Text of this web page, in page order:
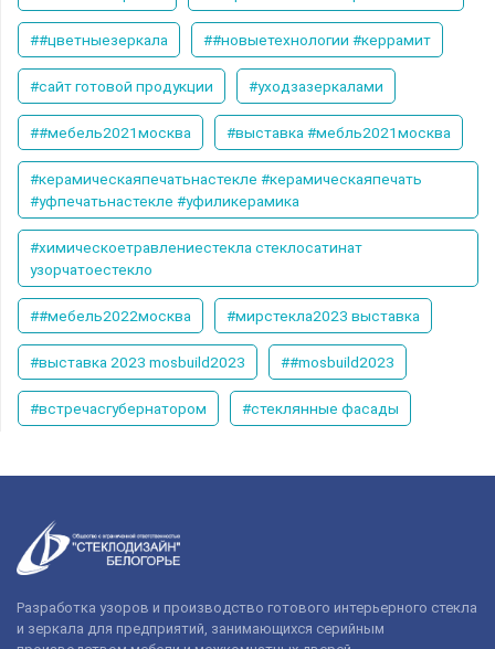
##цветныезеркала ##новыетехнологии #керрамит
#сайт готовой продукции #уходзазеркалами
##мебель2021москва #выставка #мебль2021москва
#керамическаяпечатьнастекле #керамическаяпечать
#уфпечатьнастекле #уфиликерамика
#химическоетравлениестекла стеклосатинат
узорчатоестекло
##мебель2022москва #мирстекла2023 выставка
#выставка 2023 mosbuild2023 ##mosbuild2023
#встречасгубернатором #стеклянные фасады
Разработка узоров и производство готового интерьерного стекла
и зеркала для предприятий, занимающихся серийным